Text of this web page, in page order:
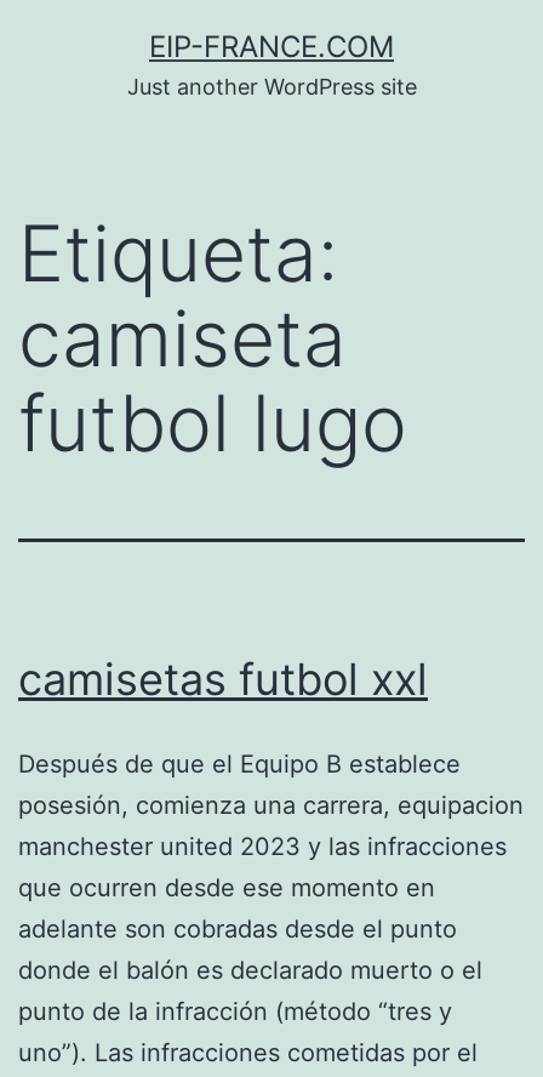
EIP-FRANCE.COM
Just another WordPress site
Etiqueta:
camiseta
futbol lugo
camisetas futbol xxl
Después de que el Equipo B establece
posesión, comienza una carrera, equipacion
manchester united 2023 y las infracciones
que ocurren desde ese momento en
adelante son cobradas desde el punto
donde el balón es declarado muerto o el
punto de la infracción (método “tres y
uno”). Las infracciones cometidas por el